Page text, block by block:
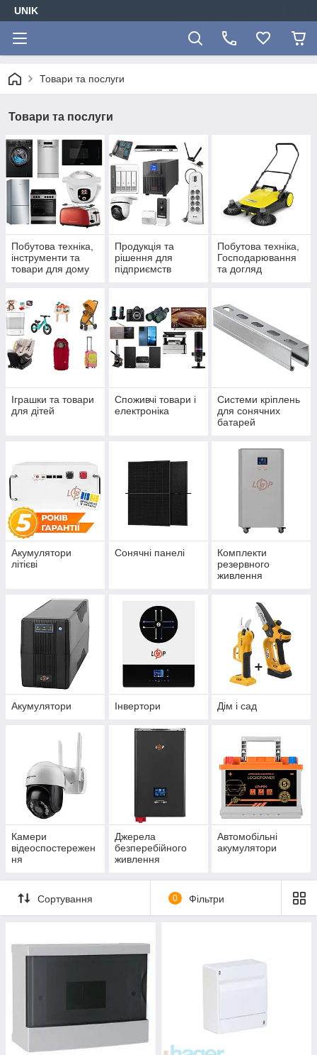
UNIK
Товари та послуги
Товари та послуги
Побутова техніка,
інструменти та
товари для дому
Продукція та
рішення для
підприємств
Побутова техніка,
Господарювання
та догляд
Іграшки та товари
для дітей
Споживчі товари і
електроніка
Системи кріплень
для сонячних
батарей
Акумулятори
літієві
Сонячні панелі
Комплекти
резервного
живлення
Акумулятори Інвертори Дім і сад
Камери
відеоспостережен
ня
Джерела
безперебійного
живлення
Автомобільні
акумулятори
Сортування 0 Фільтри